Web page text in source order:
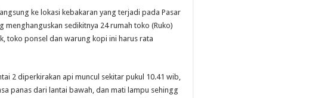
ke lokasi kebakaran yang terjadi pada Pasar
sedikitnya 24 rumah toko (Ruko)
toko ponsel dan warung kopi ini harus rata
2 diperkirakan api muncul sekitar pukul 10.41 wib,
panas dari lantai bawah, dan mati lampu sehingg